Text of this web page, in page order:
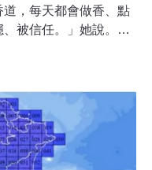
，每天都會做香、點
被信任。」她說。手
親自到製香工廠檢查
減香，至今將滿10年。
與解》從焚香祭祀型態
，訪問與時俱進的職
當香火漸減，他們如